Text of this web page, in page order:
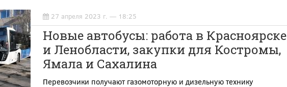
27 апреля 2023 г. — 18:25
Новые автобусы: работа в Красноярске
и Ленобласти, закупки для Костромы,
Ямала и Сахалина
Перевозчики получают газомоторную и дизельную технику